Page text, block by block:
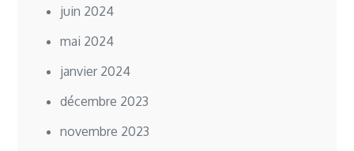
juin 2024
mai 2024
janvier 2024
décembre 2023
novembre 2023